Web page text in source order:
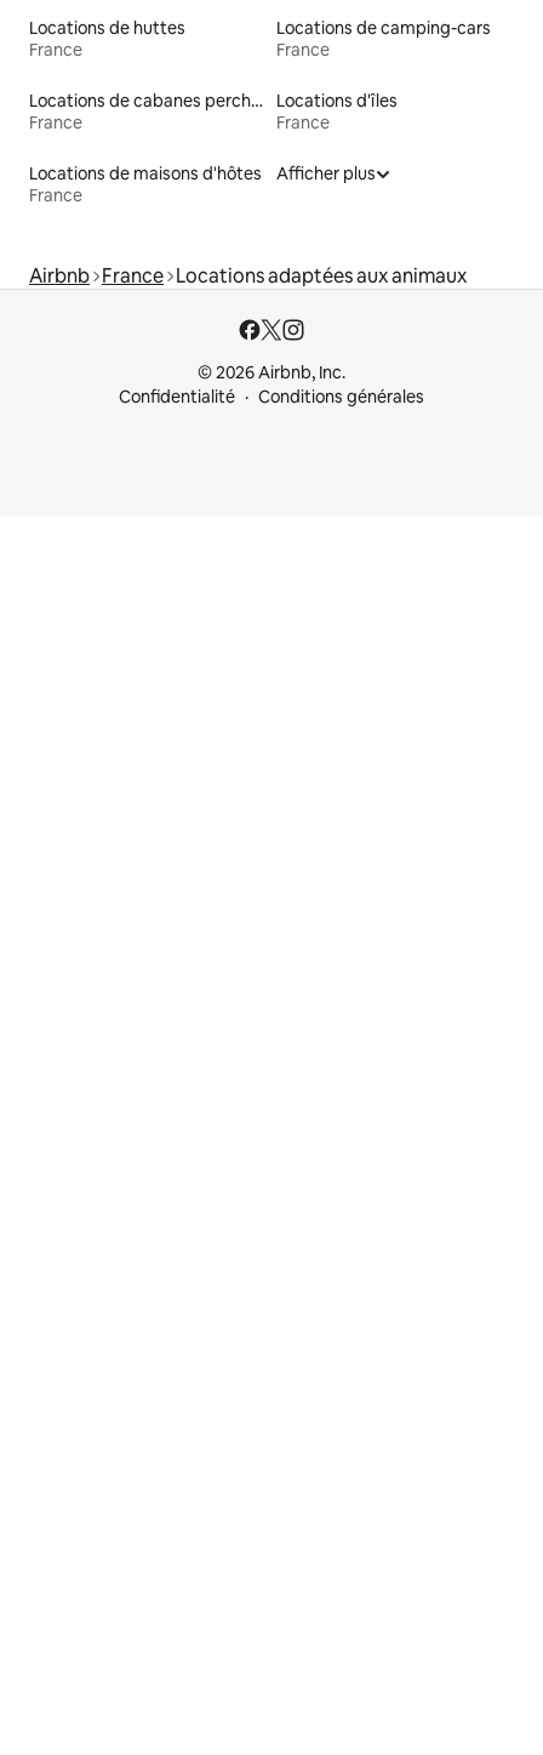
Locations de huttes
France
Locations de camping-cars
France
Locations de cabanes perchées
France
Locations d'îles
France
Locations de maisons d'hôtes
France
Afficher plus
Airbnb France Locations adaptées aux animaux
© 2026 Airbnb, Inc.
Confidentialité
Conditions générales